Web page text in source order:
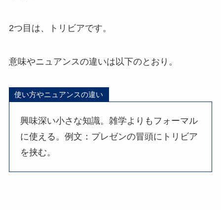
2つ目は、トリビアです。
意味やニュアンスの違いは以下のとおり。
使い方やニュアンスの違い
興味深い小さな知識。雑学よりもフォーマル
に使える。例文：プレゼンの冒頭にトリビア
を挟む。